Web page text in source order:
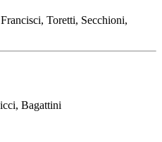
Toretti, Secchioni,
Bagattini